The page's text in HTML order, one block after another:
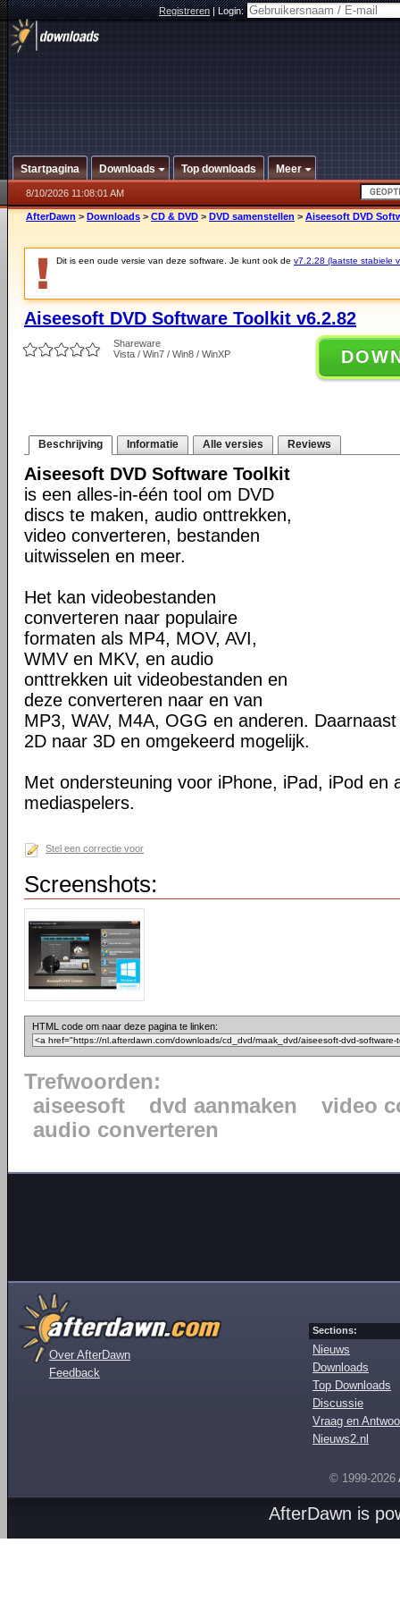
Registreren|Login:
Startpagina Downloads Top downloads Meer
8/10/2026 11:08:01 AM
AfterDawn > Downloads > CD & DVD > DVD samenstellen > Aiseesoft DVD
Dit is een oude versie van deze software. Je kunt ook de v7.2.28 (laatste stabiele
Aiseesoft DVD Software Toolkit v6.2.82
Shareware
Vista / Win7 / Win8 / WinXP
Beschrijving Informatie Alle versies Reviews
Aiseesoft DVD Software Toolkit
is een alles-in-één tool om DVD
discs te maken, audio onttrekken,
video converteren, bestanden
uitwisselen en meer.
Het kan videobestanden
converteren naar populaire
formaten als MP4, MOV, AVI,
WMV en MKV, en audio
onttrekken uit videobestanden en
deze converteren naar en van
MP3, WAV, M4A, OGG en anderen.
2D naar 3D en omgekeerd mogelijk.
Met ondersteuning voor iPhone, iPad, iPod en
mediaspelers.
Stel een correctie voor
Screenshots:
HTML code om naar deze pagina te linken:
Trefwoorden:
aiseesoft
dvd aanmaken
video
audio converteren
Over AfterDawn
Feedback
Sections:
Nieuws
Downloads
Top Downloads
Discussie
Vraag en
Nieuws2.nl
© 1999-2026
AfterDawn is